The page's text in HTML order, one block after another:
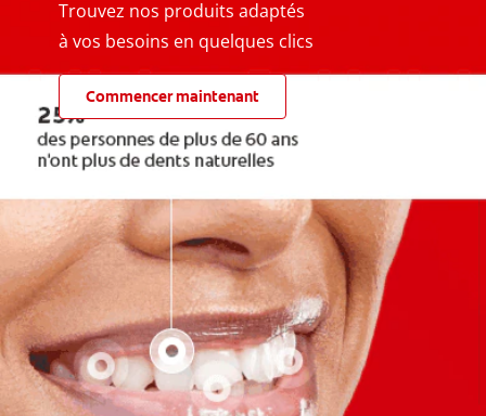
Trouvez nos produits adaptés
à vos besoins en quelques clics
Commencer maintenant